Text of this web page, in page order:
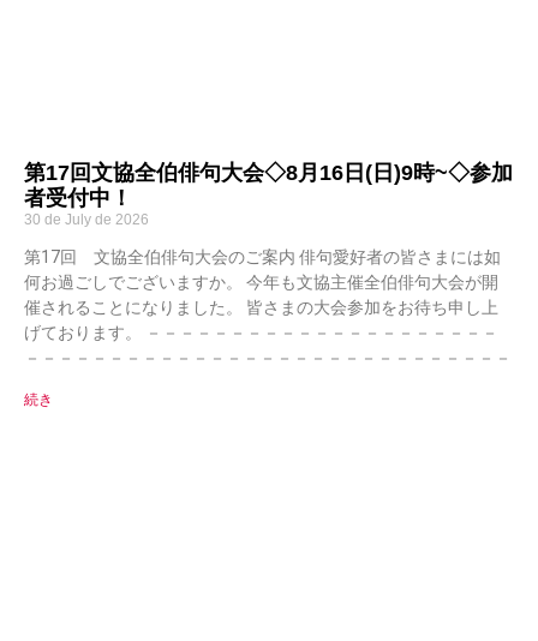
第17回文協全伯俳句大会◇8月16日(日)9時~◇参加
者受付中！
30 de July de 2026
第17回 文協全伯俳句大会のご案内 俳句愛好者の皆さまには如
何お過ごしでございますか。 今年も文協主催全伯俳句大会が開
催されることになりました。 皆さまの大会参加をお待ち申し上
げております。 －－－－－－－－－－－－－－－－－－－－－
－－－－－－－－－－－－－－－－－－－－－－－－－－－－－
続き